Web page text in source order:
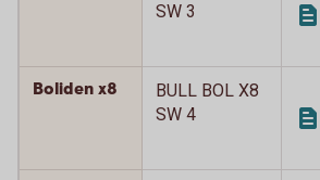
SW 3
Boliden x8
BULL BOL X8
SW 4